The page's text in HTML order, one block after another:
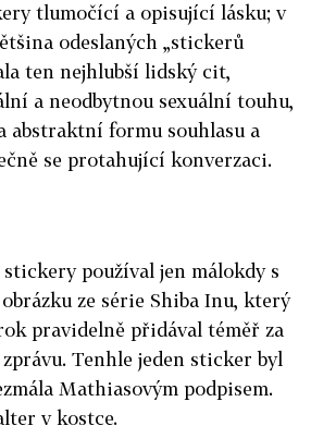
tlumočící a opisující lásku; v
odeslaných „stickerů
ten nejhlubší lidský cit,
a neodbytnou sexuální touhu,
abstraktní formu souhlasu a
se protahující konverzaci.
používal jen málokdy s
ze série Shiba Inu, který
pravidelně přidával téměř za
Tenhle jeden sticker byl
Mathiasovým podpisem.
v kostce.